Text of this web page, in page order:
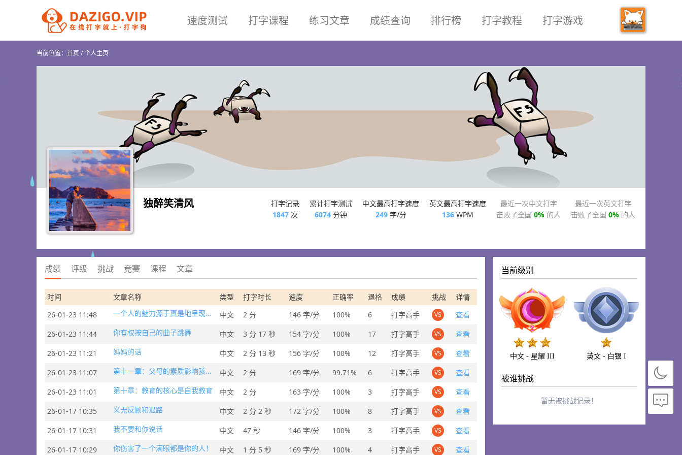
速度测试 打字课程 练习文章 成绩查询 排行榜 打字教程 打字游戏
当前位置： 首页/个人主页
独醉笑清风
打字记录
1847 次
累计打字测试
6074 分钟
中文最高打字速度
249字/分
英文最高打字速度
136 WPM
最近一次中文打字
击败了全国 0% 的人
最近一次英文打字
击败了全国 0% 的人
成绩 评级 挑战 竞赛 课程 文章
时间 文章名称 类型 打字时长 速度 正确率 退格 成绩 挑战
详情
26-01-23 11:48
一个人的魅力源于真是地呈现自我 中文 2 分 146 字/分 100% 6 打字高手 VS
查看
26-01-23 11:44
你有权按自己的曲子跳舞 中文 3 分 17 秒 154 字/分 100% 17 打字高手 VS
查看
26-01-23 11:21
妈妈的话 中文 2 分 13 秒 156 字/分 100% 12 打字高手 VS
查看
26-01-23 11:07
第十一章：父母的素质影响孩子的一生 中文 2 分 169 字/分 99.71% 6 打字高手 VS
查看
26-01-23 11:01
第十章：教育的核心是自我教育 中文 2 分 163 字/分 100% 3 打字高手 VS
查看
26-01-17 10:35
义无反顾和退路 中文 2 分 2 秒 172 字/分 100% 8 打字高手 VS
查看
26-01-17 10:31
我不要和你说话 中文 47 秒 146 字/分 100% 3 打字高手 VS
查看
26-01-17 10:29
你伤害了一个满眼都是你的人！ 中文 1 分 5 秒 169 字/分 100% 4 打字高手 VS 查看
当前级别
中文 - 星耀 III 英文 - 白银 I
被谁挑战
暂无被挑战记录！